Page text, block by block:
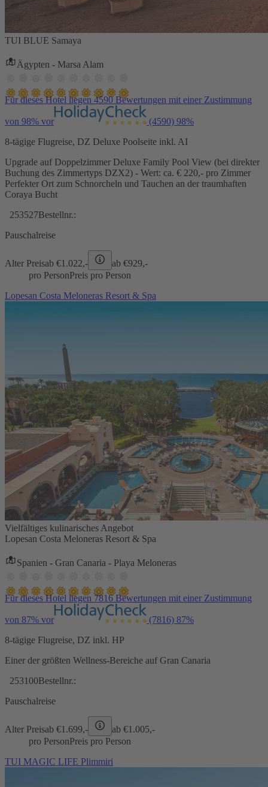
TUI BLUE Samaya
Ägypten - Marsa Alam
Für dieses Hotel liegen 4590 Bewertungen mit einer Zustimmung
von 98% vor (4590) 98%
8-tägige Flugreise, DZ Deluxe Poolseite inkl. AI
Upgrade auf Doppelzimmer Deluxe Family Pool View (bei direkter
Buchung des Zimmertyps DZX2) - Wert: ca. € 220,- pro Zimmer
Perfekter Ort zum Schnorcheln und Tauchen an der traumhaften
Coraya Bucht
253527Bestellnr.:
Pauschalreise
Alter Preisab €1.022,- ab €929,-
pro PersonPreis pro Person
Lopesan Costa Meloneras Resort & Spa
Vielfältiges kulinarisches Angebot
Lopesan Costa Meloneras Resort & Spa
Spanien - Gran Canaria - Playa Meloneras
Für dieses Hotel liegen 7816 Bewertungen mit einer Zustimmung
von 87% vor (7816) 87%
8-tägige Flugreise, DZ inkl. HP
Einer der größten Wellness-Bereiche auf Gran Canaria
253100Bestellnr.:
Pauschalreise
Alter Preisab €1.699,- ab €1.005,-
pro PersonPreis pro Person
TUI MAGIC LIFE Plimmiri